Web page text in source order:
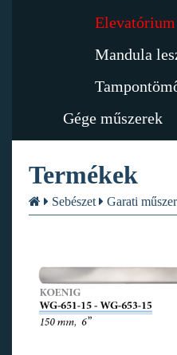
Elevatórium
Mandula
Gége műszerek
Termékek
Sebészet Garati